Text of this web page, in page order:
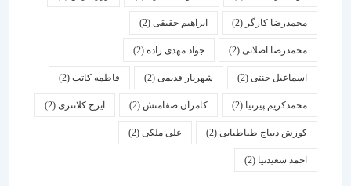
محمدرضا کارگر(2) ابراهیم حقیقی(2)
محمدرضا اصلانی(2) جواد مهدی زاده(2)
اسماعیل جنتی(2) شهریار قدیمی(2) فاطمه کاتب(2)
محمدکریم پیرنیا (2) کامران صفامنش(2) ایرج کلانتری (2)
کورش دیباج طباطبایی(2) علی ملکی(2)
احمد سعیدنیا (2)